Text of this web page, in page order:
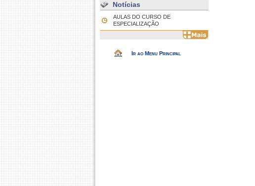
Notícias
AULAS DO CURSO DE
ESPECIALIZAÇÃO
Ir ao Menu Principal